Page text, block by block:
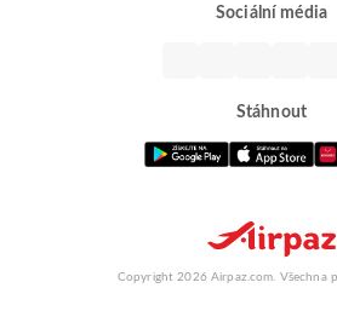
Sociální média
Stáhnout
Copyright 2026 Airpaz.com. Všechna